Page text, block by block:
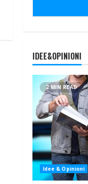
IDEE&OPINIONI
2 MIN READ
Idee & Opinioni